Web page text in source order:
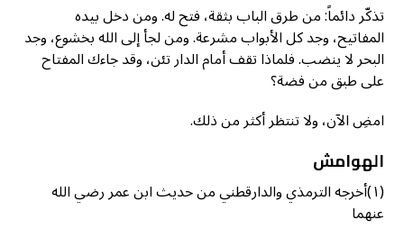
تذكّر دائماً: من طرق الباب بثقة، فتح له. ومن دخل بيده
المفاتيح، وجد كل الأبواب مشرعة. ومن لجأ إلى الله بخشوع، وجد
البحر لا ينضب. فلماذا تقف أمام الدار تئن، وقد جاءك المفتاح
على طبق من فضة؟
امضِ الآن، ولا تنتظر أكثر من ذلك.
الهوامش
(١)أخرجه الترمذي والدارقطني من حديث ابن عمر رضي الله
عنهما